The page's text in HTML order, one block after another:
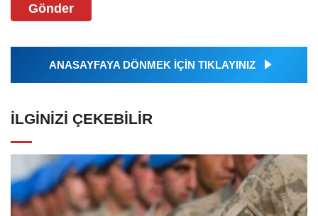
Gönder
ANASAYFAYA DÖNMEK İÇİN TIKLAYINIZ
İLGINIZI ÇEKEBILIR